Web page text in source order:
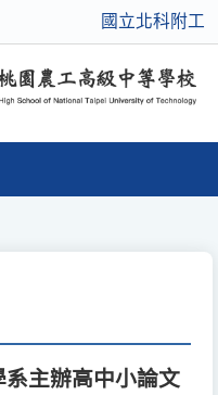
國立北科附工
主辦高中小論文